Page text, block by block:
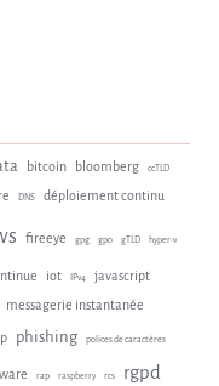
bitcoin bloomberg ccTLD
DNS déploiement continu
fireeye gpg gpo gTLD hyper-v
iot IPv4
javascript
messagerie instantanée
phishing polices de caractères
rap raspberry rcs rgpd